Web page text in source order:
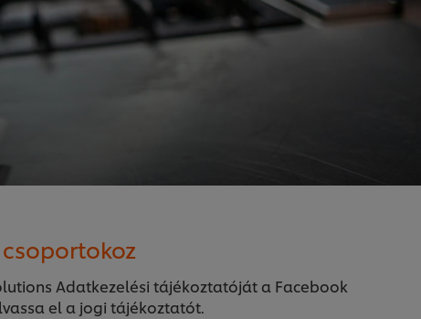
Adatkezelési tájékoztatóját a Facebook
el a jogi tájékoztatót.